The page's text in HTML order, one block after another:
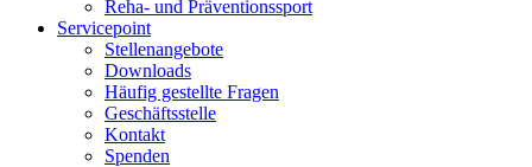
Reha- und Präventionssport
Servicepoint
Stellenangebote
Downloads
Häufig gestellte Fragen
Geschäftsstelle
Kontakt
Spenden